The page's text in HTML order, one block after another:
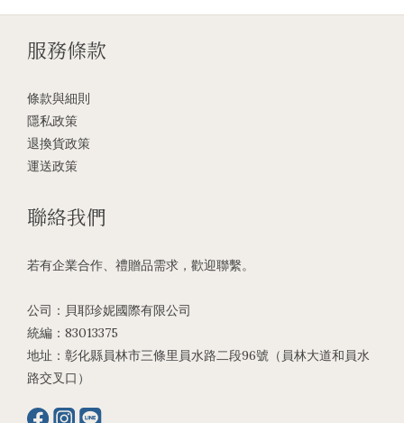
服務條款
條款與細則
隱私政策
退換貨政策
運送政策
聯絡我們
若有企業合作、禮贈品需求，歡迎聯繫。
公司：貝耶珍妮國際有限公司
統編：83013375
地址：彰化縣員林市三條里員水路二段96號（員林大道和員水
路交叉口）